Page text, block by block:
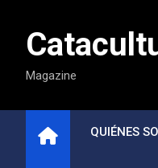
contenido
Magazine
QUIÉNES